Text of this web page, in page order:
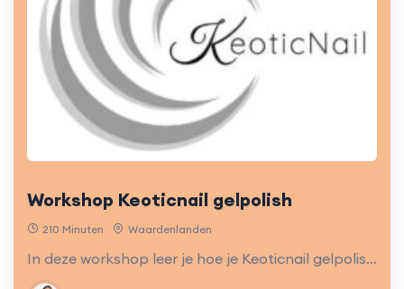
Workshop Keoticnail gelpolish
210 Minuten Waardenlanden
In deze workshop leer je hoe je Keoticnail gelpolish zet. Je kunt samen met een collega of collega's komen en elkaars nagels lakken, maar er natuurlijk ook voor kiezen om zelf je nagels te lakken!